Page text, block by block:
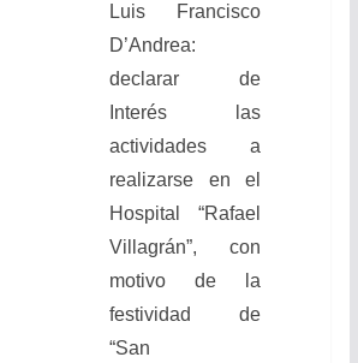
Luis Francisco
D’Andrea:
declarar de
Interés las
actividades a
realizarse en el
Hospital “Rafael
Villagrán”, con
motivo de la
festividad de
“San